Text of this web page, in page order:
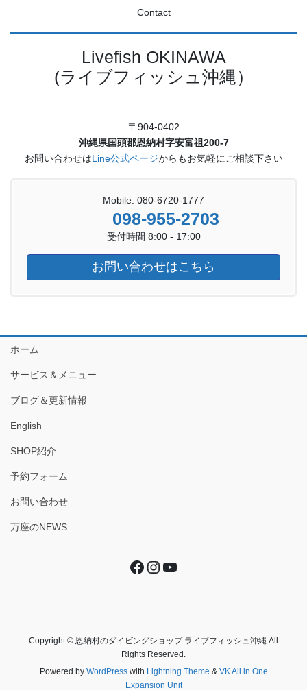
Contact
Livefish OKINAWA
(ライブフィッシュ沖縄）
〒904-0402
沖縄県国頭郡恩納村字安富祖200-7
お問い合わせはLine公式ページからもお気軽にご相談下さい
Mobile: 080-6720-1777
098-955-2703
受付時間 8:00 - 17:00
お問い合わせはこちら
ホーム
サービス＆メニュー
ブログ＆更新情報
English
SHOP紹介
予約フォーム
お問い合わせ
万座のNEWS
Facebook
Instagram
YouTube
Copyright © 恩納村のダイビングショップ ライブフィッシュ沖縄 All
Rights Reserved.
Powered by WordPresswith Lightning Theme & VK All in One
Expansion Unit